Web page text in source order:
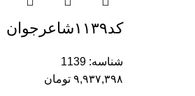
کد۱۱۳۹شاعرجوان
شناسه:1139
۹,۹۳۷,۳۹۸ تومان